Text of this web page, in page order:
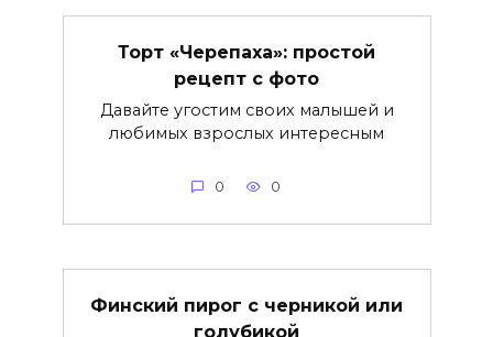
Торт «Черепаха»: простой
рецепт с фото
Давайте угостим своих малышей и
любимых взрослых интересным
0 0
Финский пирог с черникой или
голубикой